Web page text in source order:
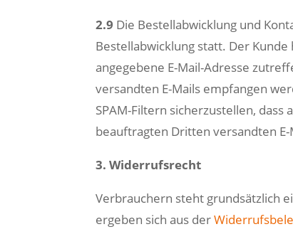
2.9 Die Bestellabwicklung und
Bestellabwicklung statt. Der
angegebene E-Mail-Adresse
versandten E-Mails empfangen
SPAM-Filtern sicherzustellen,
beauftragten Dritten versandten
3. Widerrufsrecht
Verbrauchern steht grundsätzlich
ergeben sich aus der